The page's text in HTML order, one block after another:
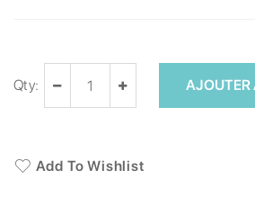
Qty: AJOUTER
Add To Wishlist